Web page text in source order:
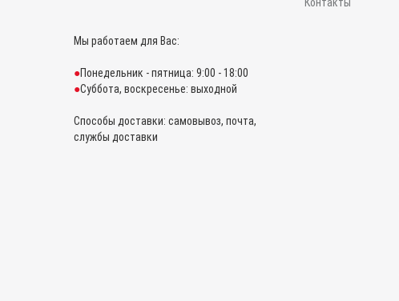
Мы работаем для Вас:
Понедельник - пятница: 9:00 - 18:00
Суббота, воскресенье: выходной
Способы доставки: самовывоз, почта,
службы доставки